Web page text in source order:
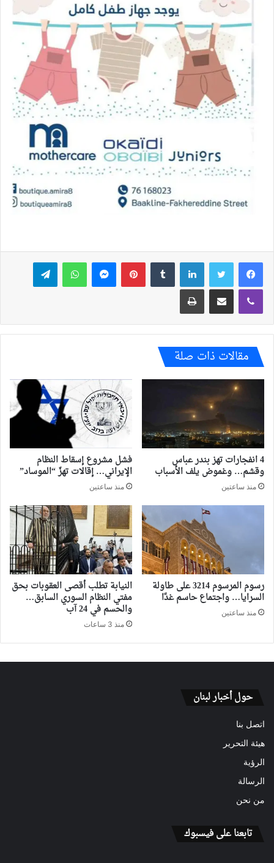
فيسبوك تويتر لينكدإن بينتيريستماسنجر واتساب تيلقرام
ڤايبر مشاركة عبر البريد طباعة
مقالات ذات صلة
4 انفجارات تهز بندر عباس
وقشم… وغموض يلف الأسباب
منذ ساعتين
فشل مشروع إسقاط النظام
الإيراني… إقالات تهزّ “الموساد”
منذ ساعتين
رسوم المرسوم 3214 على طاولة
السرايا… واجتماع حاسم غدًا
منذ ساعتين
النيابة تطلب أقصى العقوبات بحق
مفتي النظام السوري السابق…
والحسم في 24 آب
منذ 3 ساعات
حول أخبار لبنان
اتصل بنا
هيئة التحرير
الرؤية
الرسالة
من نحن
تابعنا على فيسبوك